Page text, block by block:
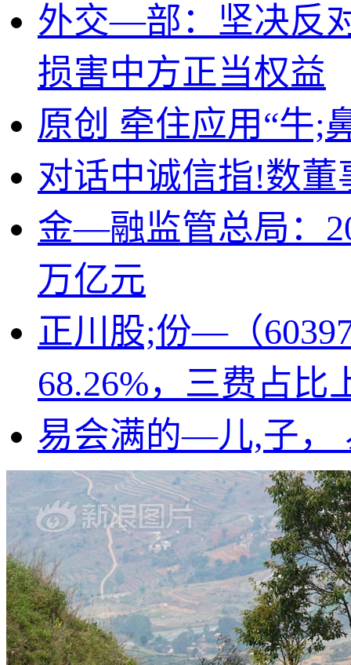
外交—部：坚决反
损害中方正当权益
原创 牵住应用“牛;
对话中诚信指!数董
金—融监管总局：
万亿元
正川股;份—（
68.26%，三费占比
易会满的—儿,子，